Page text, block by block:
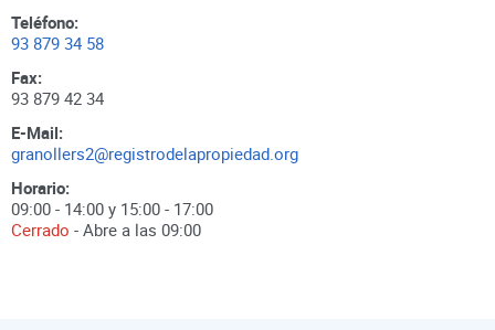
Teléfono:
93 879 34 58
Fax:
93 879 42 34
E-Mail:
granollers2@registrodelapropiedad.org
Horario:
09:00 - 14:00 y 15:00 - 17:00
Cerrado - Abre a las 09:00